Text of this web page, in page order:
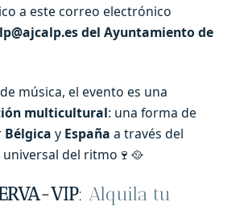
a este correo electrónico
del Ayuntamiento de
música, el evento es una
multicultural: una forma de
Bélgica y España a través del
universal del ritmo🍷🥘
VIP: Alquila tu